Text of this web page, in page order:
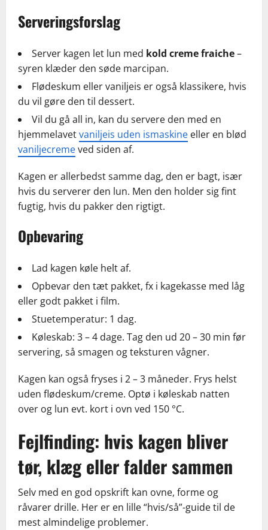
Serveringsforslag
Server kagen let lun med kold creme fraiche–
syren klæder den søde marcipan.
Flødeskum eller vaniljeis er også klassikere, hvis
du vil gøre den til dessert.
Vil du gå all in, kan du servere den med en
hjemmelavetvaniljeis uden ismaskine eller en blød
vaniljecremeved siden af.
Kagen er allerbedst samme dag, den er bagt, især
hvis du serverer den lun. Men den holder sig fint
fugtig, hvis du pakker den rigtigt.
Opbevaring
Lad kagen køle helt af.
Opbevar den tæt pakket, fx i kagekasse med låg
eller godt pakket i film.
Stuetemperatur: 1 dag.
Køleskab: 3 – 4 dage. Tag den ud 20 – 30 min før
servering, så smagen og teksturen vågner.
Kagen kan også fryses i 2 – 3 måneder. Frys helst
uden flødeskum/creme. Optø i køleskab natten
over og lun evt. kort i ovn ved 150 °C.
Fejlfinding: hvis kagen bliver
tør, klæg eller falder sammen
Selv med en god opskrift kan ovne, forme og
råvarer drille. Her er en lille “hvis/så”-guide til de
mest almindelige problemer.